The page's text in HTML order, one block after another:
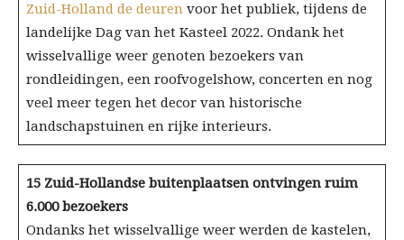
Zuid-Holland de deuren voor het publiek, tijdens de
landelijke Dag van het Kasteel 2022. Ondank het
wisselvallige weer genoten bezoekers van
rondleidingen, een roofvogelshow, concerten en nog
veel meer tegen het decor van historische
landschapstuinen en rijke interieurs.
15 Zuid-Hollandse buitenplaatsen ontvingen ruim
6.000 bezoekers
Ondanks het wisselvallige weer werden de kastelen,